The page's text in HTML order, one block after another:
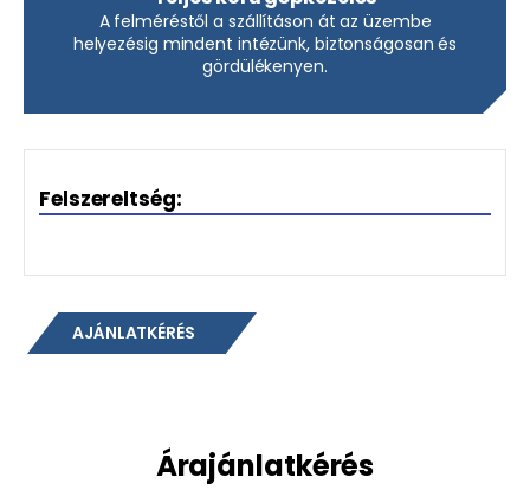
A felméréstől a szállításon át az üzembe
helyezésig mindent intézünk, biztonságosan és
gördülékenyen.
Felszereltség:
AJÁNLATKÉRÉS
Árajánlatkérés